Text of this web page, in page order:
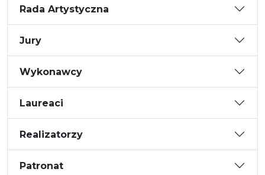
Rada Artystyczna
Jury
Wykonawcy
Laureaci
Realizatorzy
Patronat